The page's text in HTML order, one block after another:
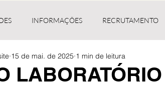
INFORMAÇÕES RECRUTAMENTO
ERASMUS+ LED
15 de mai. de 2025 1 min de leitura